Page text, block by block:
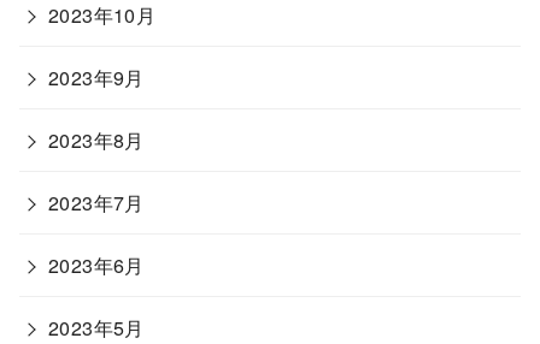
2023年10月
2023年9月
2023年8月
2023年7月
2023年6月
2023年5月